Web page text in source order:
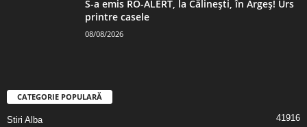
S-a emis RO-ALERT, la Călinești, în Argeș! Urs
printre casele
08/08/2026
CATEGORIE POPULARĂ
Stiri Alba 41916